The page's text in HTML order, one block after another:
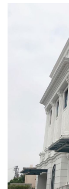
thương
II. Một số
Quảng Bình
1. Siêu
thị
Quảng Bình
2. Siêu thị
3. Siêu thị
4. Siêu thị
Miền Trung
5. Siêu thị
III. Cửa hàng